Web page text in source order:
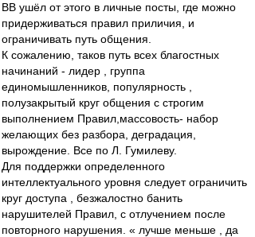
ВВ ушёл от этого в личные посты, где можно
придерживаться правил приличия, и
ограничивать путь общения.
К сожалению, таков путь всех благостных
начинаний - лидер , группа
единомышленников, популярность ,
полузакрытый круг общения с строгим
выполнением Правил,массовость- набор
желающих без разбора, деградация,
вырождение. Все по Л. Гумилеву.
Для поддержки определенного
интеллектуального уровня следует ограничить
круг доступа , безжалостно банить
нарушителей Правил, с отлучением после
повторного нарушения. « лучше меньше , да